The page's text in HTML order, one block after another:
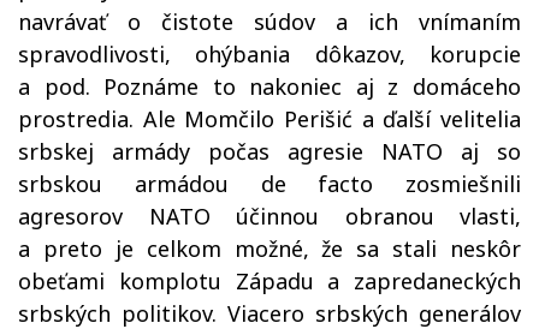
navrávať o čistote súdov a ich vnímaním
spravodlivosti, ohýbania dôkazov, korupcie
a pod. Poznáme to nakoniec aj z domáceho
prostredia. Ale Momčilo Perišić a ďalší velitelia
srbskej armády počas agresie NATO aj so
srbskou armádou de facto zosmiešnili
agresorov NATO účinnou obranou vlasti,
a preto je celkom možné, že sa stali neskôr
obeťami komplotu Západu a zapredaneckých
srbských politikov. Viacero srbských generálov